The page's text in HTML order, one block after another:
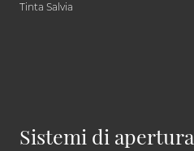
Tinta Salvia
Sistemi di apertura